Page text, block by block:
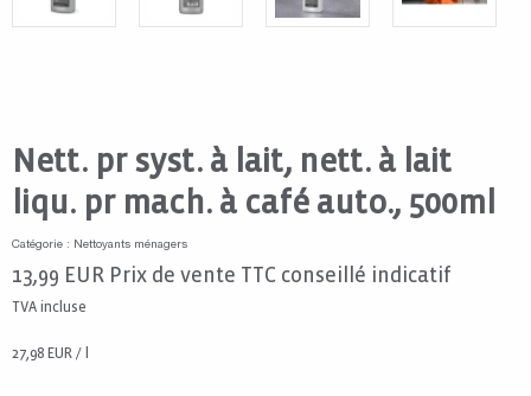
Nett. pr syst. à lait, nett. à lait
liqu. pr mach. à café auto., 500ml
Catégorie : Nettoyants ménagers
13,99 EUR Prix de vente TTC conseillé indicatif
TVA incluse
27,98 EUR / l